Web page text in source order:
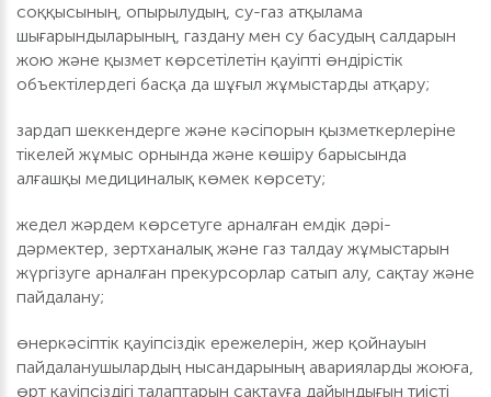
соққысының, опырылудың, су-газ атқылама
шығарындыларының, газдану мен су басудың салдарын
жою және қызмет көрсетілетін қауіпті өндірістік
объектілердегі басқа да шұғыл жұмыстарды атқару;
зардап шеккендерге және кәсіпорын қызметкерлеріне
тікелей жұмыс орнында және көшіру барысында
алғашқы медициналық көмек көрсету;
жедел жәрдем көрсетуге арналған емдік дәрі-
дәрмектер, зертханалық және газ талдау жұмыстарын
жүргізуге арналған прекурсорлар сатып алу, сақтау және
пайдалану;
өнеркәсіптік қауіпсіздік ережелерін, жер қойнауын
пайдаланушылардың нысандарының аварияларды жоюға,
өрт қауіпсіздігі талаптарын сақтауға дайындығын тиісті